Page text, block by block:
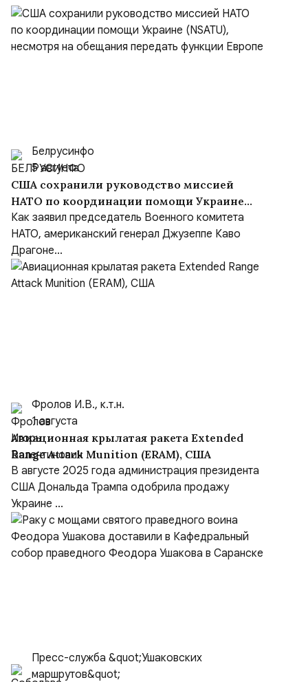
Белрусинфо
5 августа
США сохранили руководство миссией
НАТО по координации помощи Украине
(NSATU), несмотря на обещания передать
функции Европе
Как заявил председатель Военного комитета
НАТО, американский генерал Джузеппе Каво
Драгоне...
Фролов И.В., к.т.н.
1 августа
Авиационная крылатая ракета Extended
Range Attack Munition (ERAM), США
В августе 2025 года администрация президента
США Дональда Трампа одобрила продажу
Украине ...
Пресс-служба &quot;Ушаковских
маршрутов&quot;